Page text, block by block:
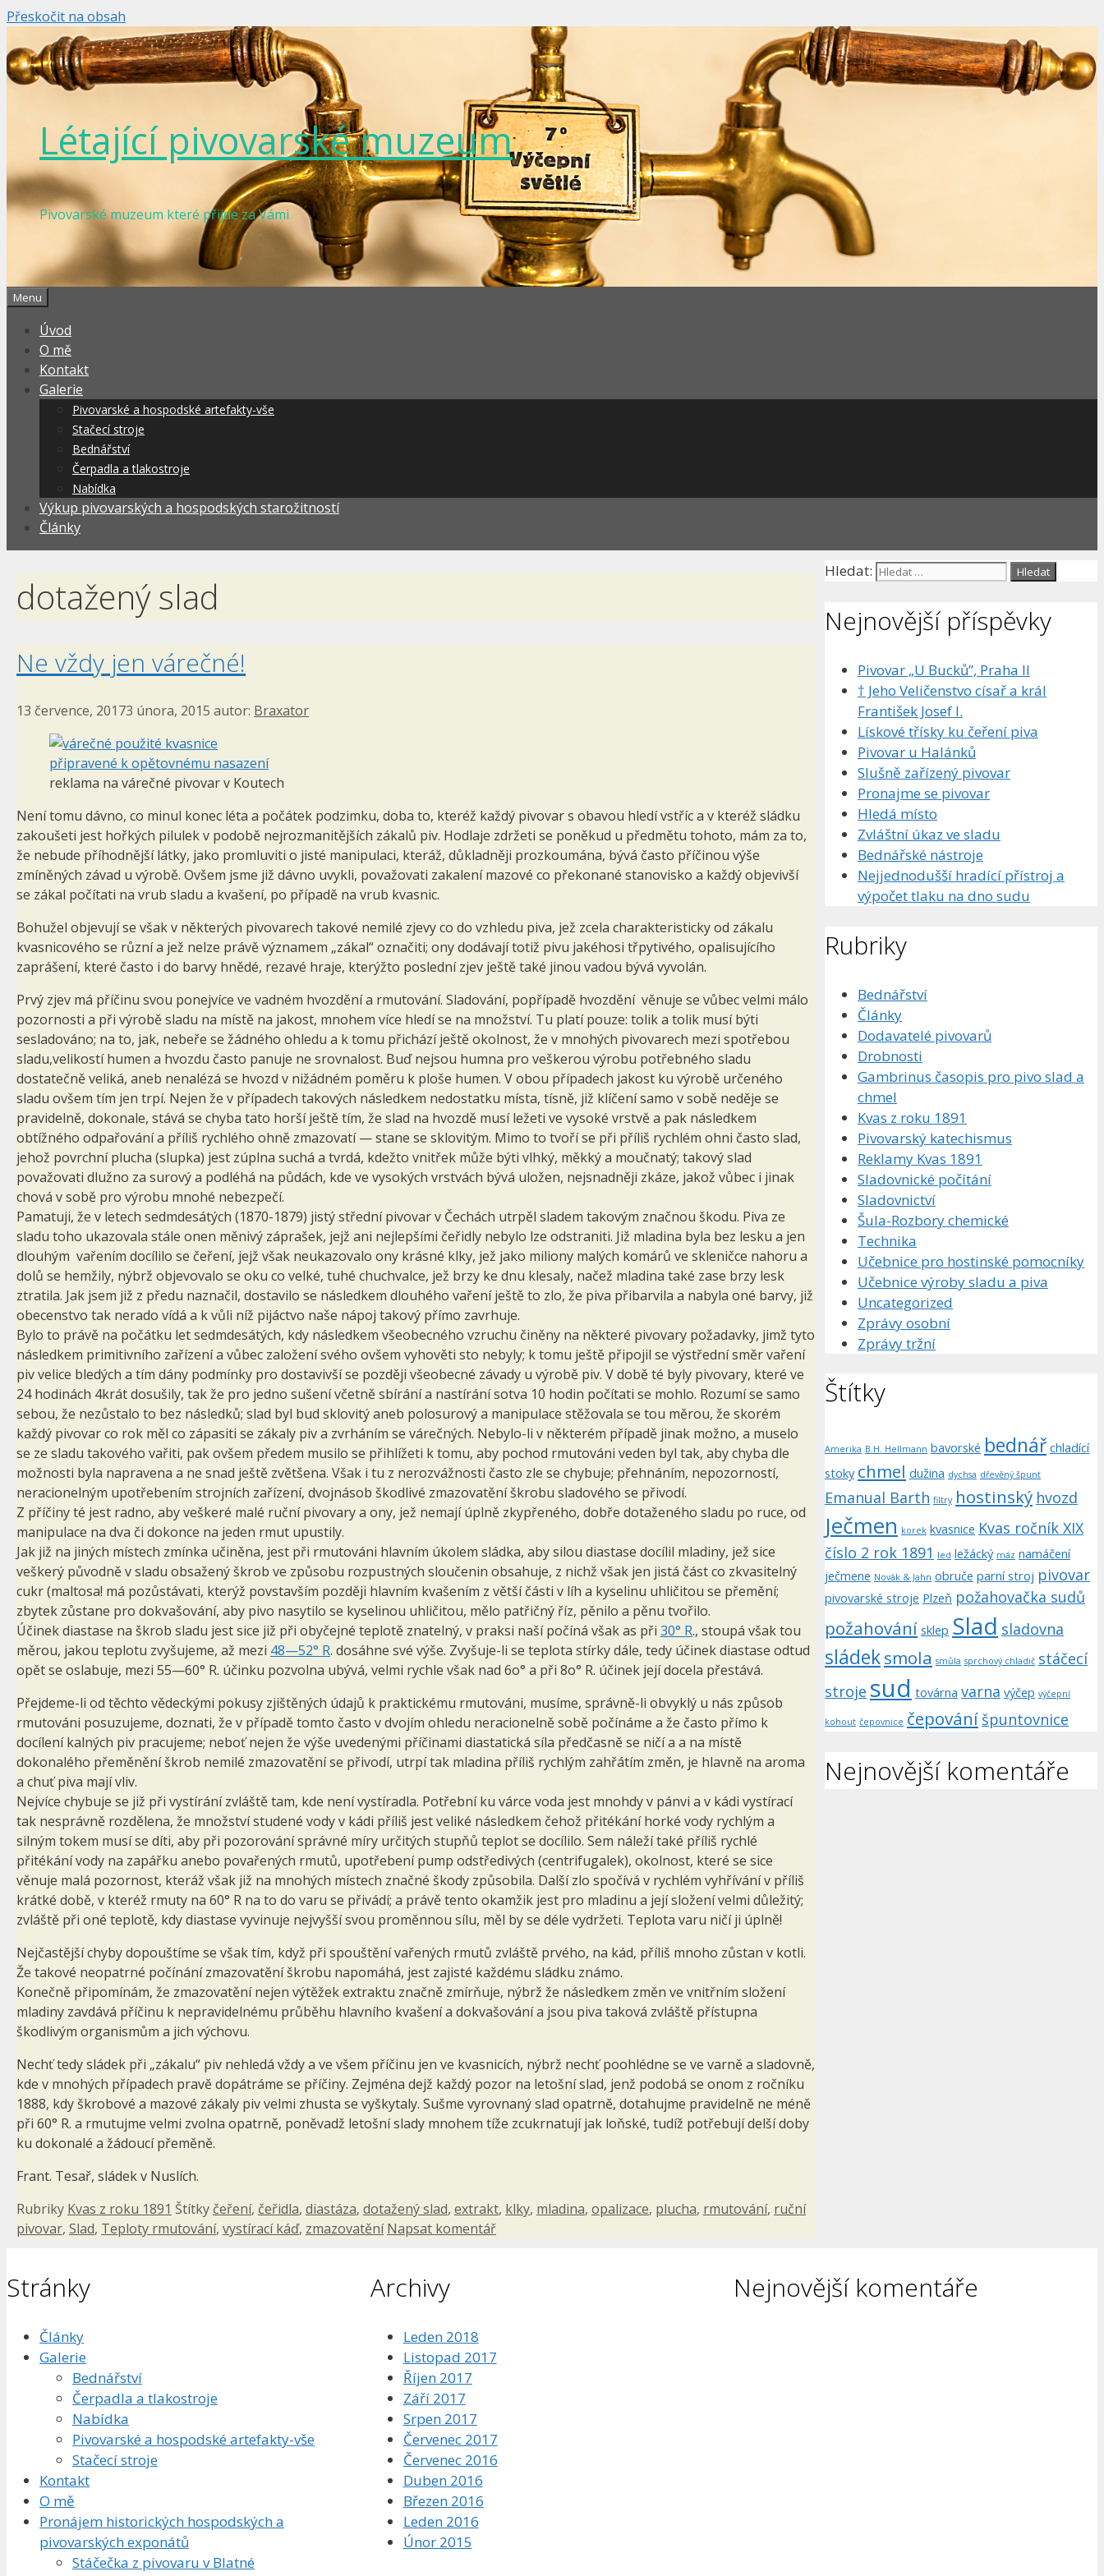
Přeskočit na obsah
Létající pivovarské muzeum
Pivovarské muzeum které přijde za Vámi
Menu
Úvod
O mě
Kontakt
Galerie
Pivovarské a hospodské artefakty-vše
Stačecí stroje
Bednářství
Čerpadla a tlakostroje
Nabídka
Výkup pivovarských a hospodských starožitností
Články
dotažený slad
Ne vždy jen várečné!
13 července, 20173 února, 2015 autor: Braxator
reklama na várečné pivovar v Koutech
Není tomu dávno, co minul konec léta a počátek podzimku, doba to, kteréž každý pivovar s obavou hledí vstříc a v kteréž sládku
zakoušeti jest hořkých pilulek v podobě nejrozmanitějších zákalů piv. Hodlaje zdržeti se poněkud u předmětu tohoto, mám za to,
že nebude příhodnější látky, jako promluviti o jisté manipulaci, kteráž, důkladněji prozkoumána, bývá často příčinou výše
zmíněných závad u výrobě. Ovšem jsme již dávno uvykli, považovati zakalení mazové co překonané stanovisko a každý objevivší
se zákal počítati na vrub sladu a kvašení, po případě na vrub kvasnic.
Bohužel objevují se však v některých pivovarech takové nemilé zjevy co do vzhledu piva, jež zcela charakteristicky od zákalu
kvasnicového se různí a jež nelze právě významem „zákal“ označiti; ony dodávají totiž pivu jakéhosi třpytivého, opalisujícího
zaprášení, které často i do barvy hnědé, rezavé hraje, kterýžto poslední zjev ještě také jinou vadou bývá vyvolán.
Prvý zjev má příčinu svou ponejvíce ve vadném hvozdění a rmutování. Sladování, popřípadě hvozdění věnuje se vůbec velmi málo
pozornosti a při výrobě sladu na místě na jakost, mnohem více hledí se na množství. Tu platí pouze: tolik a tolik musí býti
sesladováno; na to, jak, nebeře se žádného ohledu a k tomu přichází ještě okolnost, že v mnohých pivovarech mezi spotřebou
sladu,velikostí humen a hvozdu často panuje ne srovnalost. Buď nejsou humna pro veškerou výrobu potřebného sladu
dostatečně veliká, aneb nenalézá se hvozd v nižádném poměru k ploše humen. V obou případech jakost ku výrobě určeného
sladu ovšem tím jen trpí. Nejen že v případech takových následkem nedostatku místa, tísně, již klíčení samo v sobě neděje se
pravidelně, dokonale, stává se chyba tato horší ještě tím, že slad na hvozdě musí ležeti ve vysoké vrstvě a pak následkem
obtížného odpařování a příliš rychlého ohně zmazovatí — stane se sklovitým. Mimo to tvoří se při příliš rychlém ohni často slad,
jehož povrchní plucha (slupka) jest zúplna suchá a tvrdá, kdežto vnitřek může býti vlhký, měkký a moučnatý; takový slad
považovati dlužno za surový a podléhá na půdách, kde ve vysokých vrstvách bývá uložen, nejsnadněji zkáze, jakož vůbec i jinak
chová v sobě pro výrobu mnohé nebezpečí.
Pamatuji, že v letech sedmdesátých (1870-1879) jistý střední pivovar v Čechách utrpěl sladem takovým značnou škodu. Piva ze
sladu toho ukazovala stále onen měnivý záprašek, jejž ani nejlepšími čeřidly nebylo lze odstraniti. Již mladina byla bez lesku a jen
dlouhým vařením docílilo se čeření, jejž však neukazovalo ony krásné klky, jež jako miliony malých komárů ve skleničce nahoru a
dolů se hemžily, nýbrž objevovalo se oku co velké, tuhé chuchvalce, jež brzy ke dnu klesaly, načež mladina také zase brzy lesk
ztratila. Jak jsem již z předu naznačil, dostavilo se následkem dlouhého vaření ještě to zlo, že piva přibarvila a nabyla oné barvy, již
obecenstvo tak nerado vídá a k vůli níž pijáctvo naše nápoj takový přímo zavrhuje.
Bylo to právě na počátku let sedmdesátých, kdy následkem všeobecného vzruchu činěny na některé pivovary požadavky, jimž tyto
následkem primitivního zařízení a vůbec založení svého ovšem vyhověti sto nebyly; k tomu ještě připojil se výstřední směr vaření
piv velice bledých a tím dány podmínky pro dostavivší se později všeobecné závady u výrobě piv. V době té byly pivovary, které ve
24 hodinách 4krát dosušily, tak že pro jedno sušení včetně sbírání a nastírání sotva 10 hodin počítati se mohlo. Rozumí se samo
sebou, že nezůstalo to bez následků; slad byl bud sklovitý aneb polosurový a manipulace stěžovala se tou měrou, že skorém
každý pivovar co rok měl co zápasiti se zákaly piv a zvrháním se várečných. Nebylo-li v některém případě jinak možno, a muselo
se ze sladu takového vařiti, pak ovšem předem musilo se přihlížeti k tomu, aby pochod rmutováni veden byl tak, aby chyba dle
možnosti byla napravena a ne snad ještě zvětšena. Však i tu z nerozvážnosti často zle se chybuje; přehnáním, nepozorností,
neracionelným upotřebením strojních zařízení, dvojnásob škodlivé zmazovatění škrobu sladového se přivodí.
Z příčiny té jest radno, aby veškeré malé ruční pivovary a ony, jež nemají úplně zkypřeného, dobře dotaženého sladu po ruce, od
manipulace na dva či dokonce na jeden rmut upustily.
Jak již na jiných místech zmínka učiněna, jest při rmutováni hlavním úkolem sládka, aby silou diastase docílil mladiny, jež sice
veškerý původně v sladu obsažený škrob ve způsobu rozpustných sloučenin obsahuje, z nichž však jen jistá část co zkvasitelný
cukr (maltosa! má pozůstávati, kterýž povstavším později hlavním kvašením z větší části v líh a kyselinu uhličitou se přemění;
zbytek zůstane pro dokvašování, aby pivo nasytilo se kyselinou uhličitou, mělo patřičný říz, pěnilo a pěnu tvořilo.
Účinek diastase na škrob sladu jest sice již při obyčejné teplotě znatelný, v praksi naší počíná však as při 30° R., stoupá však tou
měrou, jakou teplotu zvyšujeme, až mezi 48—52° R. dosáhne své výše. Zvyšuje-li se teplota stírky dále, tedy účinek diastase odtud
opět se oslabuje, mezi 55—60° R. účinku pozvolna ubývá, velmi rychle však nad 6o° a při 8o° R. účinek její docela přestává.
Přejdeme-li od těchto vědeckými pokusy zjištěných údajů k praktickému rmutováni, musíme, správně-li obvyklý u nás způsob
rmutováni posuzujeme, doznati, že v případě tomto často v dvojím ohledu neracionelně sobě počínáme a že často přímo k
docílení kalných piv pracujeme; neboť nejen že výše uvedenými příčinami diastatická síla předčasně se ničí a a na místě
dokonalého přeměnění škrob nemilé zmazovatění se přivodí, utrpí tak mladina příliš rychlým zahřátím změn, je hlavně na aroma
a chuť piva mají vliv.
Nejvíce chybuje se již při vystírání zvláště tam, kde není vystíradla. Potřební ku várce voda jest mnohdy v pánvi a v kádi vystírací
tak nesprávně rozdělena, že množství studené vody v kádi příliš jest veliké následkem čehož přitékání horké vody rychlým a
silným tokem musí se díti, aby při pozorování správné míry určitých stupňů teplot se docílilo. Sem náleží také příliš rychlé
přitékání vody na zapářku anebo povařených rmutů, upotřebení pump odstředivých (centrifugalek), okolnost, které se sice
věnuje malá pozornost, kteráž však již na mnohých místech značné škody způsobila. Další zlo spočívá v rychlém vyhřívání v příliš
krátké době, v kteréž rmuty na 60° R na to do varu se přivádí; a právě tento okamžik jest pro mladinu a její složení velmi důležitý;
zvláště při oné teplotě, kdy diastase vyvinuje nejvyšší svou proměnnou sílu, měl by se déle vydržeti. Teplota varu ničí ji úplně!
Nejčastější chyby dopouštíme se však tím, když při spouštění vařených rmutů zvláště prvého, na kád, příliš mnoho zůstan v kotli.
Že takové neopatrné počínání zmazovatění škrobu napomáhá, jest zajisté každému sládku známo.
Konečně připomínám, že zmazovatění nejen výtěžek extraktu značně zmírňuje, nýbrž že následkem změn ve vnitřním složení
mladiny zavdává příčinu k nepravidelnému průběhu hlavního kvašení a dokvašování a jsou piva taková zvláště přístupna
škodlivým organismům a jich výchovu.
Nechť tedy sládek při „zákalu“ piv nehledá vždy a ve všem příčinu jen ve kvasnicích, nýbrž nechť poohlédne se ve varně a sladovně,
kde v mnohých případech pravě dopátráme se příčiny. Zejména dejž každý pozor na letošní slad, jenž podobá se onom z ročníku
1888, kdy škrobové a mazové zákaly piv velmi zhusta se vyškytaly. Sušme vyrovnaný slad opatrně, dotahujme pravidelně ne méně
při 60° R. a rmutujme velmi zvolna opatrně, poněvadž letošní slady mnohem tíže zcukrnatují jak loňské, tudíž potřebují delší doby
ku dokonalé a žádoucí přeměně.
Frant. Tesař, sládek v Nuslích.
Rubriky Kvas z roku 1891 Štítky čeření, čeřidla, diastáza, dotažený slad, extrakt, klky, mladina, opalizace, plucha, rmutování, ruční
pivovar, Slad, Teploty rmutování, vystírací káď, zmazovatění Napsat komentář
Hledat:
Nejnovější příspěvky
Pivovar „U Bucků”, Praha II
† Jeho Veličenstvo císař a král
František Josef I.
Lískové třísky ku čeření piva
Pivovar u Halánků
Slušně zařízený pivovar
Pronajme se pivovar
Hledá místo
Zvláštní úkaz ve sladu
Bednářské nástroje
Nejjednodušší hradící přístroj a
výpočet tlaku na dno sudu
Rubriky
Bednářství
Články
Dodavatelé pivovarů
Drobnosti
Gambrinus časopis pro pivo slad a
chmel
Kvas z roku 1891
Pivovarský katechismus
Reklamy Kvas 1891
Sladovnické počítání
Sladovnictví
Šula-Rozbory chemické
Technika
Učebnice pro hostinské pomocníky
Učebnice výroby sladu a piva
Uncategorized
Zprávy osobní
Zprávy tržní
Štítky
Amerika B.H. Hellmann bavorské bednář chladící
stoky chmel dužina dychsa dřevěný špunt
Emanual Barth filtry hostinský hvozd
Ječmen korek kvasnice Kvas ročník XIX
číslo 2 rok 1891 led ležácký máz namáčení
ječmene Novák & Jahn obruče parní stroj pivovar
pivovarské stroje Plzeň požahovačka sudů
požahování sklep Slad sladovna
sládeksmola smůla sprchový chladič stáčecí
stroje sud továrna varna výčep výčepní
kohout čepovnice čepování špuntovnice
Nejnovější komentáře
Stránky
Články
Galerie
Bednářství
Čerpadla a tlakostroje
Nabídka
Pivovarské a hospodské artefakty-vše
Stačecí stroje
Kontakt
O mě
Pronájem historických hospodských a
pivovarských exponátů
Stáčečka z pivovaru v Blatné
Archivy
Leden 2018
Listopad 2017
Říjen 2017
Září 2017
Srpen 2017
Červenec 2017
Červenec 2016
Duben 2016
Březen 2016
Leden 2016
Únor 2015
Nejnovější komentáře